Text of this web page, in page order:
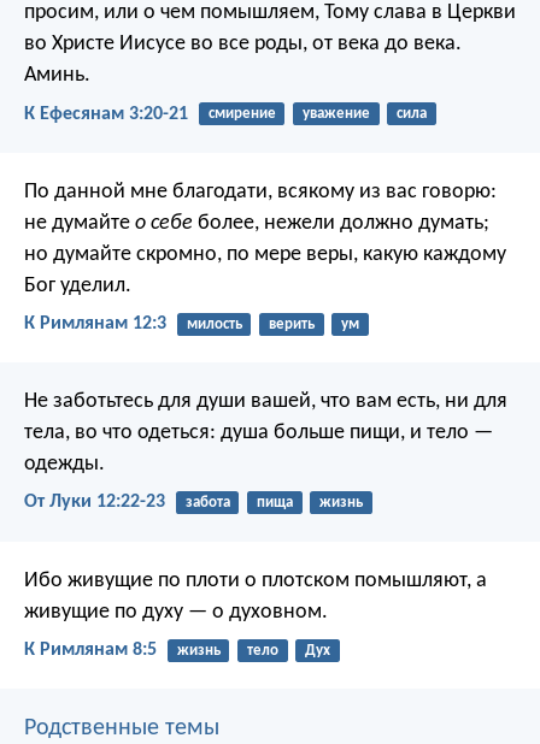
просим, или о чем помышляем, Тому слава в Церкви
во Христе Иисусе во все роды, от века до века.
Аминь.
К Ефесянам 3:20-21 смирение уважение сила
По данной мне благодати, всякому из вас говорю:
не думайте о себе более, нежели должно думать;
но думайте скромно, по мере веры, какую каждому
Бог уделил.
К Римлянам 12:3 милость верить ум
Не заботьтесь для души вашей, что вам есть, ни для
тела, во что одеться: душа больше пищи, и тело —
одежды.
От Луки 12:22-23 забота пища жизнь
Ибо живущие по плоти о плотском помышляют, а
живущие по духу — о духовном.
К Римлянам 8:5 жизнь тело Дух
Родственные темы